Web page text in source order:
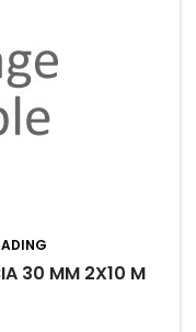
30 MM 2X10 M